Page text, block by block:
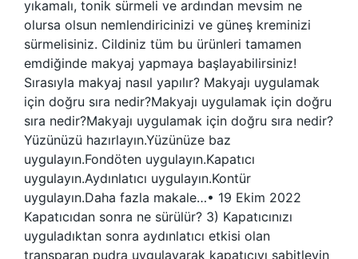
yıkamalı, tonik sürmeli ve ardından mevsim ne
olursa olsun nemlendiricinizi ve güneş kreminizi
sürmelisiniz. Cildiniz tüm bu ürünleri tamamen
emdiğinde makyaj yapmaya başlayabilirsiniz!
Sırasıyla makyaj nasıl yapılır? Makyajı uygulamak
için doğru sıra nedir?Makyajı uygulamak için doğru
sıra nedir?Makyajı uygulamak için doğru sıra nedir?
Yüzünüzü hazırlayın.Yüzünüze baz
uygulayın.Fondöten uygulayın.Kapatıcı
uygulayın.Aydınlatıcı uygulayın.Kontür
uygulayın.Daha fazla makale…• 19 Ekim 2022
Kapatıcıdan sonra ne sürülür? 3) Kapatıcınızı
uyguladıktan sonra aydınlatıcı etkisi olan
transparan pudra uygulayarak kapatıcıyı sabitleyin